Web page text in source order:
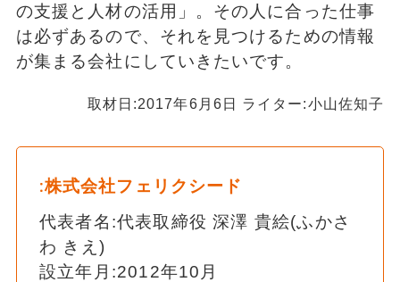
の支援と人材の活用」。その人に合った仕事
は必ずあるので、それを見つけるための情報
が集まる会社にしていきたいです。
取材日:2017年6月6日 ライター:小山佐知子
:株式会社フェリクシード
代表者名:代表取締役 深澤 貴絵(ふかさ
わ きえ)
設立年月:2012年10月